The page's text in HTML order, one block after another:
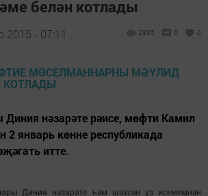
белән котлады
2015 - 07:11 2835 0 0
нәзарәте рәисе, мөфти Камил
2 январь көнне республикада
итте.
Диния нәзарәте һәм шәхсән үз исемемнән